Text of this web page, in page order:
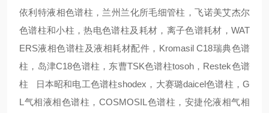
依利特液相色谱柱，兰州兰化所毛细管柱，飞诺美艾杰尔
色谱柱和小柱，热电色谱柱及耗材，离子色谱耗材，WAT
ERS液相色谱柱及液相耗材配件，Kromasil C18瑞典色谱
柱，岛津C18色谱柱，东曹TSK色谱柱tosoh，Restek色谱
柱 日本昭和电工色谱柱shodex，大赛璐daicel色谱柱，G
L气相液相色谱柱，COSMOSIL色谱柱，安捷伦液相气相